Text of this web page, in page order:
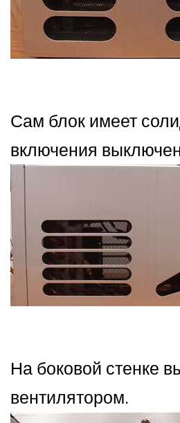
Сам блок имеет
включения
На боковой стенке
вентилятором.